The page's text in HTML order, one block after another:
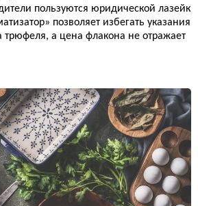
пользуются юридической лазейк
позволяет избегать указания
трюфеля, а цена флакона не отражает